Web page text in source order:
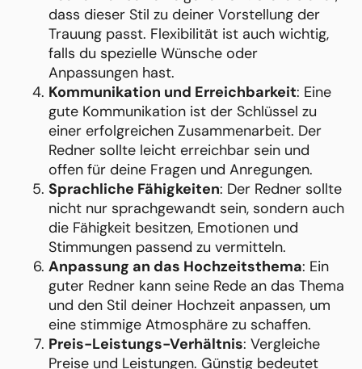
dass dieser Stil zu deiner Vorstellung der
Trauung passt. Flexibilität ist auch wichtig,
falls du spezielle Wünsche oder
Anpassungen hast.
Kommunikation und Erreichbarkeit: Eine
gute Kommunikation ist der Schlüssel zu
einer erfolgreichen Zusammenarbeit. Der
Redner sollte leicht erreichbar sein und
offen für deine Fragen und Anregungen.
Sprachliche Fähigkeiten: Der Redner sollte
nicht nur sprachgewandt sein, sondern auch
die Fähigkeit besitzen, Emotionen und
Stimmungen passend zu vermitteln.
Anpassung an das Hochzeitsthema: Ein
guter Redner kann seine Rede an das Thema
und den Stil deiner Hochzeit anpassen, um
eine stimmige Atmosphäre zu schaffen.
Preis-Leistungs-Verhältnis: Vergleiche
Preise und Leistungen. Günstig bedeutet